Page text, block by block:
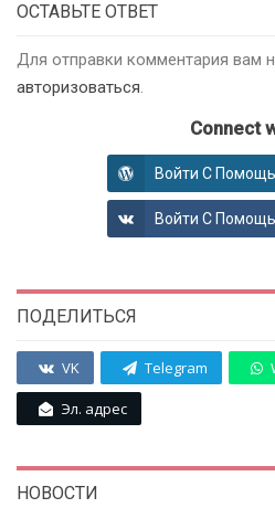
ОСТАВЬТЕ ОТВЕТ
Для отправки комментария вам
авторизоваться.
Connect
Войти С
Войти С
ПОДЕЛИТЬСЯ
VK Telegram
Эл. адрес
НОВОСТИ